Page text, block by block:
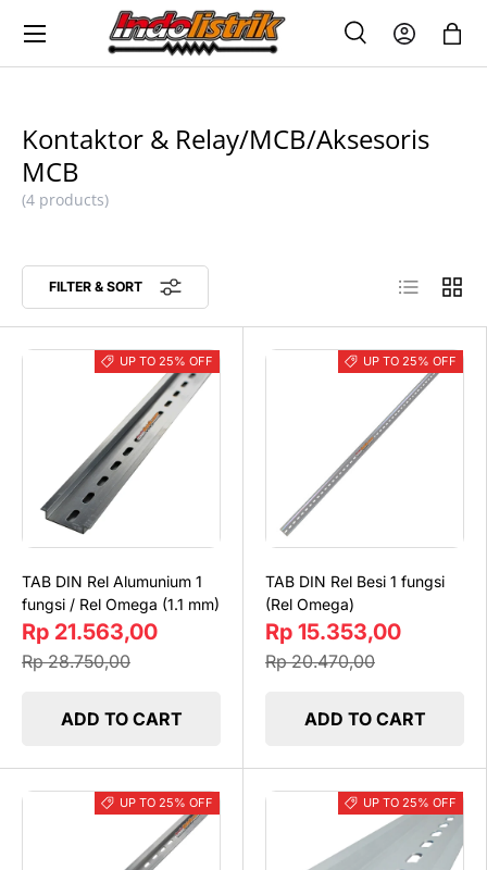
SKIP TO CONTENT
SEARCH
SearchLog in Bag
Kontaktor & Relay/MCB/Aksesoris
MCB
(4 products)
FILTER & SORT List Grid
UP TO 25% OFF
TAB DIN Rel Alumunium 1
fungsi / Rel Omega (1.1 mm)
Rp 21.563,00
Rp 28.750,00
ADD TO CART
UP TO 25% OFF
TAB DIN Rel Besi 1 fungsi
(Rel Omega)
Rp 15.353,00
Rp 20.470,00
ADD TO CART
UP TO 25% OFF UP TO 25% OFF